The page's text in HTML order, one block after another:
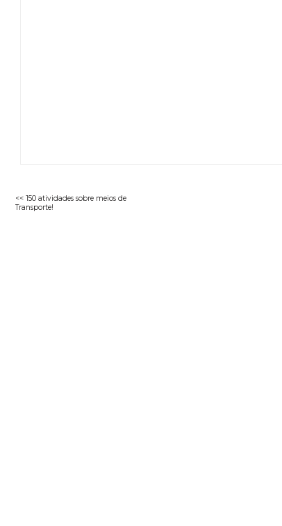
<< 150 atividades sobre meios de
Transporte!